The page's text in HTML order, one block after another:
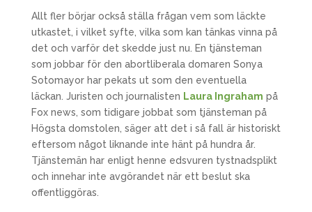
Allt fler börjar också ställa frågan vem som läckte
utkastet, i vilket syfte, vilka som kan tänkas vinna på
det och varför det skedde just nu. En tjänsteman
som jobbar för den abortliberala domaren Sonya
Sotomayor har pekats ut som den eventuella
läckan. Juristen och journalisten Laura Ingraham på
Fox news, som tidigare jobbat som tjänsteman på
Högsta domstolen, säger att det i så fall är historiskt
eftersom något liknande inte hänt på hundra år.
Tjänstemän har enligt henne edsvuren tystnadsplikt
och innehar inte avgörandet när ett beslut ska
offentliggöras.